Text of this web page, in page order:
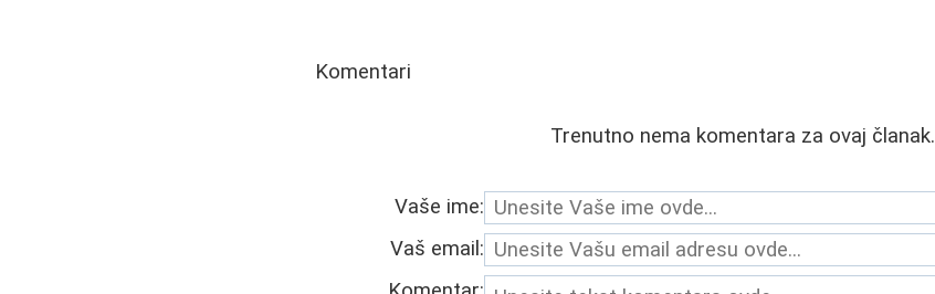
Komentari
Trenutno nema komentara za ovaj članak.
Vaše ime:
Vaš email: